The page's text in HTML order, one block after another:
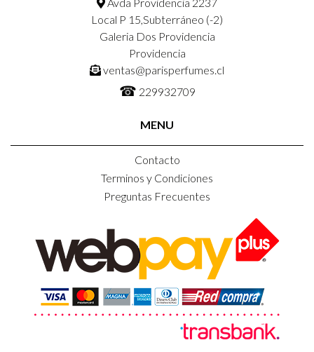
Local P 15,Subterráneo (-2)
Galeria Dos Providencia
Providencia
ventas@parisperfumes.cl
☎ 229932709
MENU
Contacto
Terminos y Condiciones
Preguntas Frecuentes